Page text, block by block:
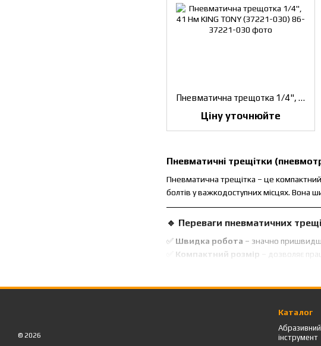
Пневматичні трещітки
Пневматична трещітка – це компактний
болтів у важкодоступних місцях. Вона
🔹 Переваги пневматичних
✅ Швидка робота – значно
Компактний розмір – дозволяє
– працює
Пневматична трещотка 1/4", 41 Нм KING TONY (37221-030)
Ціну уточнюйте
© 2026
Каталог
інструмент